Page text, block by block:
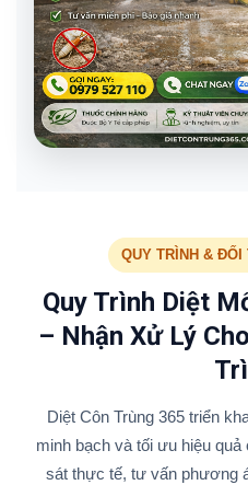
QUY TRÌNH & ĐỐI
Quy Trình Diệt
– Nhận Xử Lý
Diệt Côn Trùng 365 triển
minh bạch và tối ưu hiệu
sát thực tế, tư vấn phương